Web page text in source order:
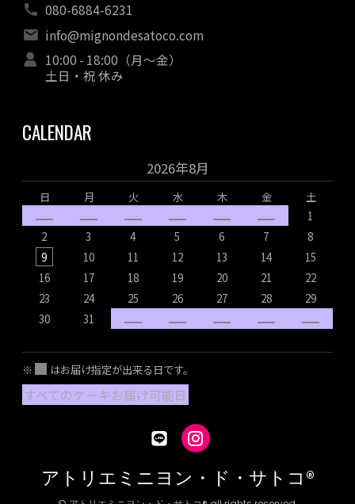
080-6884-6231
info@mignondesatoco.com
10:00 - 18:00（月～金）
土日・祝 休み
CALENDAR
2026年8月
日 月 火 水 木 金
土
1
2
3 4 5 6 7
8
9
10 11 12 13 14
15
16
17 18 19 20 21
22
23
24 25 26 27 28
29
30
31
※ はお届け指定が出来る日です。
すべてのケーキお届け可能日
アトリエミニヨン・ド・サトコ®